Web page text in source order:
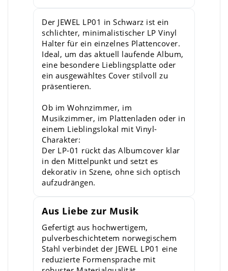
Der JEWEL LP01 in Schwarz ist ein
schlichter, minimalistischer LP Vinyl
Halter für ein einzelnes Plattencover.
Ideal, um das aktuell laufende Album,
eine besondere Lieblingsplatte oder
ein ausgewähltes Cover stilvoll zu
präsentieren.
Ob im Wohnzimmer, im
Musikzimmer, im Plattenladen oder in
einem Lieblingslokal mit Vinyl-
Charakter:
Der LP-01 rückt das Albumcover klar
in den Mittelpunkt und setzt es
dekorativ in Szene, ohne sich optisch
aufzudrängen.
Aus Liebe zur Musik
Gefertigt aus hochwertigem,
pulverbeschichtetem norwegischem
Stahl verbindet der JEWEL LP01 eine
reduzierte Formensprache mit